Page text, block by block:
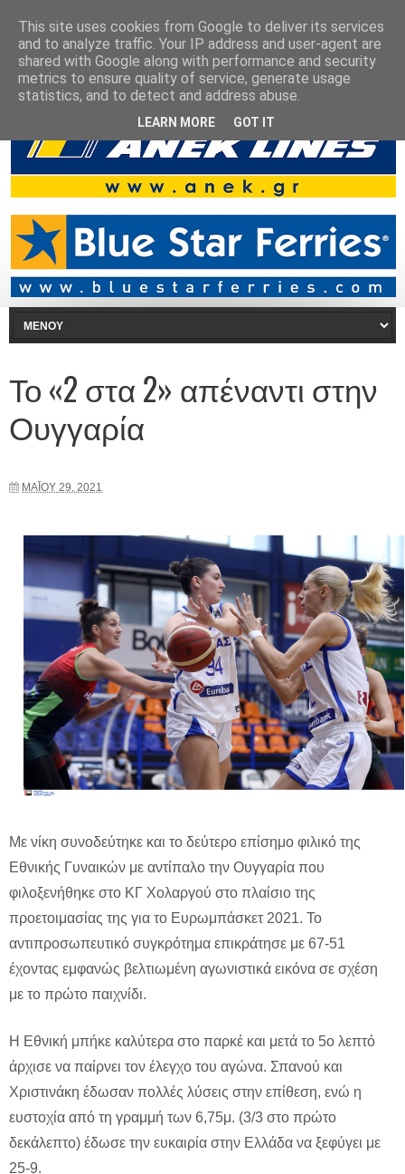
Το «2 στα 2» απέναντι στην
Ουγγαρία
ΜΑΪ́ΟΥ 29, 2021
Με νίκη συνοδεύτηκε και το δεύτερο επίσημο φιλικό της
Εθνικής Γυναικών με αντίπαλο την Ουγγαρία που
φιλοξενήθηκε στο ΚΓ Χολαργού στο πλαίσιο της
προετοιμασίας της για το Ευρωμπάσκετ 2021. Το
αντιπροσωπευτικό συγκρότημα επικράτησε με 67-51
έχοντας εμφανώς βελτιωμένη αγωνιστικά εικόνα σε σχέση
με το πρώτο παιχνίδι.
Η Εθνική μπήκε καλύτερα στο παρκέ και μετά το 5ο λεπτό
άρχισε να παίρνει τον έλεγχο του αγώνα. Σπανού και
Χριστινάκη έδωσαν πολλές λύσεις στην επίθεση, ενώ η
ευστοχία από τη γραμμή των 6,75μ. (3/3 στο πρώτο
δεκάλεπτο) έδωσε την ευκαιρία στην Ελλάδα να ξεφύγει με
25-9.
This site uses cookies from Google to deliver its services
and to analyze traffic. Your IP address and user-agent are
shared with Google along with performance and security
metrics to ensure quality of service, generate usage
statistics, and to detect and address abuse.
LEARN MORE GOT IT